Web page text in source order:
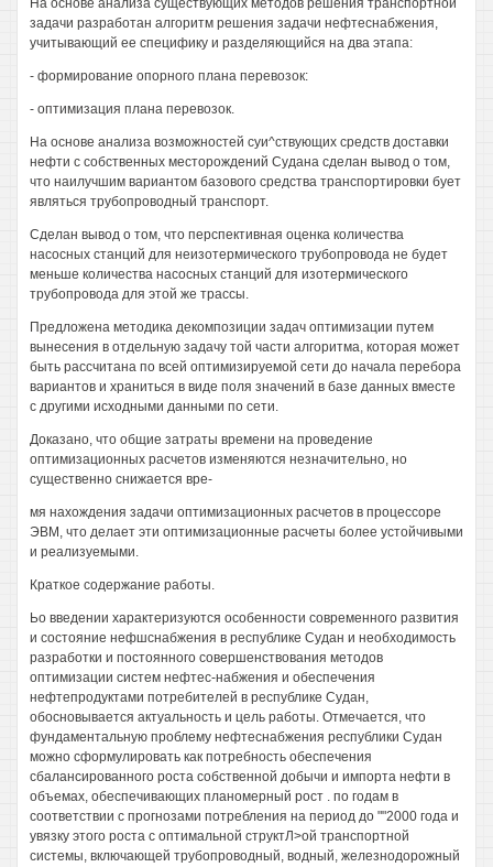
На основе анализа существующих методов решения транспортной
задачи разработан алгоритм решения задачи нефтеснабжения,
учитывающий ее специфику и разделяющийся на два этапа:
- формирование опорного плана перевозок:
- оптимизация плана перевозок.
На основе анализа возможностей суи^ствующих средств доставки
нефти с собственных месторождений Судана сделан вывод о том,
что наилучшим вариантом базового средства транспортировки бует
являться трубопроводный транспорт.
Сделан вывод о том, что перспективная оценка количества
насосных станций для неизотермического трубопровода не будет
меньше количества насосных станций для изотермического
трубопровода для этой же трассы.
Предложена методика декомпозиции задач оптимизации путем
вынесения в отдельную задачу той части алгоритма, которая может
быть рассчитана по всей оптимизируемой сети до начала перебора
вариантов и храниться в виде поля значений в базе данных вместе
с другими исходными данными по сети.
Доказано, что общие затраты времени на проведение
оптимизационных расчетов изменяются незначительно, но
существенно снижается вре-
мя нахождения задачи оптимизационных расчетов в процессоре
ЭВМ, что делает эти оптимизационные расчеты более устойчивыми
и реализуемыми.
Краткое содержание работы.
Ьо введении характеризуются особенности современного развития
и состояние нефшснабжения в республике Судан и необходимость
разработки и постоянного совершенствования методов
оптимизации систем нефтес-набжения и обеспечения
нефтепродуктами потребителей в республике Судан,
обосновывается актуальность и цель работы. Отмечается, что
фундаментальную проблему нефтеснабжения республики Судан
можно сформулировать как потребность обеспечения
сбалансированного роста собственной добычи и импорта нефти в
объемах, обеспечивающих планомерный рост . по годам в
соответствии с прогнозами потребления на период до ""2000 года и
увязку этого роста с оптимальной структЛ>ой транспортной
системы, включающей трубопроводный, водный, железнодорожный